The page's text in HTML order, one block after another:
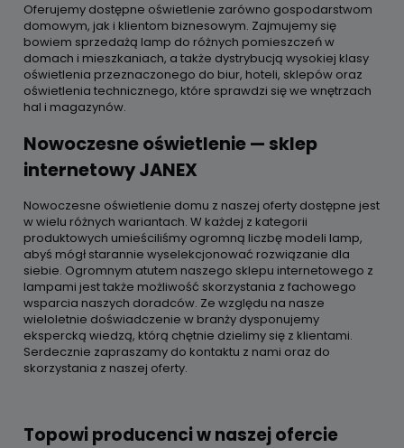
Oferujemy dostępne oświetlenie zarówno gospodarstwom
domowym, jak i klientom biznesowym. Zajmujemy się
bowiem sprzedażą lamp do różnych pomieszczeń w
domach i mieszkaniach, a także dystrybucją wysokiej klasy
oświetlenia przeznaczonego do biur, hoteli, sklepów oraz
oświetlenia technicznego, które sprawdzi się we wnętrzach
hal i magazynów.
Nowoczesne oświetlenie — sklep
internetowy JANEX
Nowoczesne oświetlenie domu z naszej oferty dostępne jest
w wielu różnych wariantach. W każdej z kategorii
produktowych umieściliśmy ogromną liczbę modeli lamp,
abyś mógł starannie wyselekcjonować rozwiązanie dla
siebie. Ogromnym atutem naszego sklepu internetowego z
lampami jest także możliwość skorzystania z fachowego
wsparcia naszych doradców. Ze względu na nasze
wieloletnie doświadczenie w branży dysponujemy
ekspercką wiedzą, którą chętnie dzielimy się z klientami.
Serdecznie zapraszamy do kontaktu z nami oraz do
skorzystania z naszej oferty.
Topowi producenci w naszej ofercie